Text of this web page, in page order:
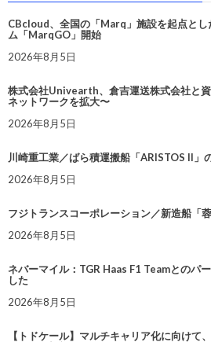
CBcloud、全国の「Marq」施設を起点とし
ム「MarqGO」開始
2026年8月5日
株式会社Univearth、倉吉運送株式会社と
ネットワークを拡大〜
2026年8月5日
川崎重工業／ばら積運搬船「ARISTOS II」
2026年8月5日
フジトランスコーポレーション／新造船「
2026年8月5日
ネバーマイル：TGR Haas F1 Teamとのパ
した
2026年8月5日
【トドケール】マルチキャリア化に向けて